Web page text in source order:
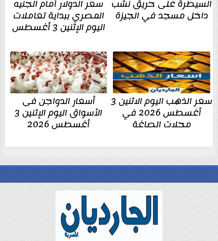
السيطرة على حريق نشب
داخل مسجد في الجيزة
سعر الدولار أمام الجنيه
المصري ببداية تعاملات
اليوم الإثنين 3 أغسطس
سعر الذهب اليوم الاثنين 3
أغسطس 2026 في
محلات الصاغة
أسعار الدواجن فى
الأسواق اليوم الإثنين 3
أغسطس 2026